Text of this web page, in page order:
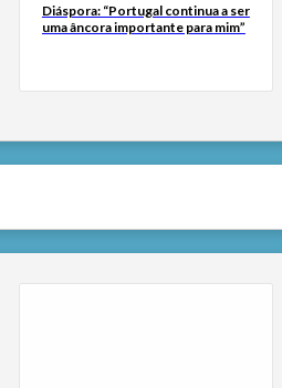
Diáspora: “Portugal continua a ser
uma âncora importante para mim”